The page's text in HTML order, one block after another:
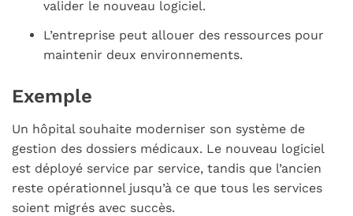
valider le nouveau logiciel.
L’entreprise peut allouer des ressources pour
maintenir deux environnements.
Exemple
Un hôpital souhaite moderniser son système de
gestion des dossiers médicaux. Le nouveau logiciel
est déployé service par service, tandis que l’ancien
reste opérationnel jusqu’à ce que tous les services
soient migrés avec succès.